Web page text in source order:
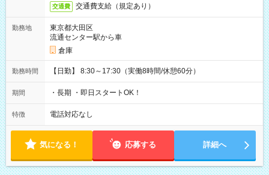
交通費 交通費支給（規定あり）
勤務地
東京都大田区
流通センター駅から車
倉庫
勤務時間 【日勤】 8:30～17:30（実働8時間/休憩60分）
期間 ・長期 ・即日スタートOK！
特徴 電話対応なし
気になる！ 応募する 詳細へ